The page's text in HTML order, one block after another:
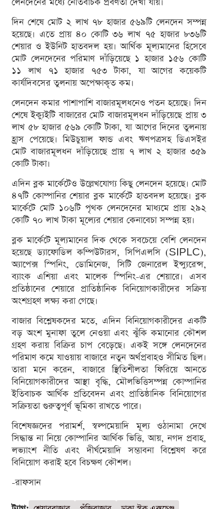
দিন শেষে মোট ২ লাখ ৭৮ হাজার ৫৬৯টি লেনদেন সম্পন্ন
হয়েছে। এতে প্রায় ৪০ কোটি ৩৬ লাখ ৭৫ হাজার ৮৩৬টি
শেয়ার ও ইউনিট হাতবদল হয়। আর্থিক মূল্যমানের হিসেবে
মোট লেনদেনের পরিমাণ দাঁড়িয়েছে ১ হাজার ১৫৬ কোটি
১১ লাখ ৭১ হাজার ৭৫৩ টাকা, যা আগের কয়েকটি
কার্যদিবসের তুলনায় অপেক্ষাকৃত কম।
লেনদেন কমার পাশাপাশি বাজারমূলধনেও পতন হয়েছে। দিন
শেষে ইক্যুইটি বাজারের মোট বাজারমূলধন দাঁড়িয়েছে প্রায় ৩
লাখ ৫৮ হাজার ৫৬৯ কোটি টাকা, যা আগের দিনের তুলনায়
হ্রাস পেয়েছে। মিউচুয়াল ফান্ড এবং ঋণপত্রসহ ডিএসইর
মোট বাজারমূলধন দাঁড়িয়েছে প্রায় ৭ লাখ ২ হাজার ৩৫৯
কোটি টাকা।
এদিন ব্লক মার্কেটেও উল্লেখযোগ্য কিছু লেনদেন হয়েছে। মোট
৪৭টি কোম্পানির শেয়ার ব্লক মার্কেটে হাতবদল হয়েছে। ব্লক
মার্কেটে মোট ১০৬টি পৃথক লেনদেনের মাধ্যমে প্রায় ২৯২
কোটি ৭০ লাখ টাকা মূল্যের শেয়ার কেনাবেচা সম্পন্ন হয়।
ব্লক মার্কেটে মূল্যমানের দিক থেকে সবচেয়ে বেশি লেনদেন
হয়েছে ড্যাফোডিল কম্পিউটারস, সিপিএলসি (SIPLC),
অ্যাপেক্স স্পিনিং, ডোমিনেজ, সিটি জেনারেল ইন্স্যুরেন্স,
ব্যাংক এশিয়া এবং মালেক স্পিনিং-এর শেয়ারে। এসব
প্রতিষ্ঠানের শেয়ারে প্রাতিষ্ঠানিক বিনিয়োগকারীদের সক্রিয়
অংশগ্রহণ লক্ষ্য করা গেছে।
বাজার বিশ্লেষকদের মতে, এদিন বিনিয়োগকারীদের একটি
বড় অংশ মুনাফা তুলে নেওয়া এবং ঝুঁকি কমানোর কৌশল
গ্রহণ করায় বিক্রির চাপ বেড়েছে। একই সঙ্গে লেনদেনের
পরিমাণ কমে যাওয়ায় বাজারে নতুন অর্থপ্রবাহও সীমিত ছিল।
তারা মনে করেন, বাজারে স্থিতিশীলতা ফিরিয়ে আনতে
বিনিয়োগকারীদের আস্থা বৃদ্ধি, মৌলভিত্তিসম্পন্ন কোম্পানির
ইতিবাচক আর্থিক প্রতিবেদন এবং প্রাতিষ্ঠানিক বিনিয়োগের
সক্রিয়তা গুরুত্বপূর্ণ ভূমিকা রাখতে পারে।
বিশেষজ্ঞদের পরামর্শ, স্বল্পমেয়াদি মূল্য ওঠানামা দেখে
সিদ্ধান্ত না নিয়ে কোম্পানির আর্থিক ভিত্তি, আয়, নগদ প্রবাহ,
লভ্যাংশ নীতি এবং দীর্ঘমেয়াদি সম্ভাবনা বিশ্লেষণ করে
বিনিয়োগ করাই হবে বিচক্ষণ কৌশল।
-রাফসান